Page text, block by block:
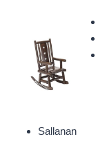
Sallanan